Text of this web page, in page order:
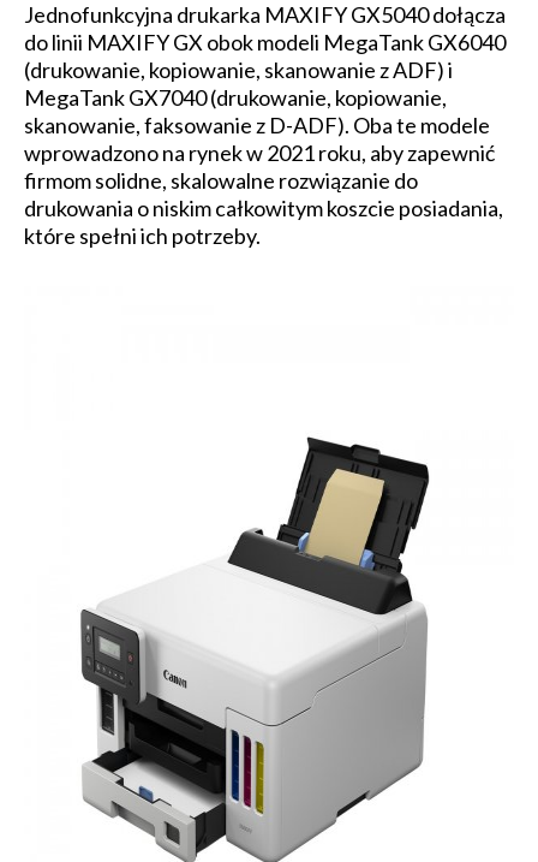
Jednofunkcyjna drukarka MAXIFY GX5040 dołącza
do linii MAXIFY GX obok modeli MegaTank GX6040
(drukowanie, kopiowanie, skanowanie z ADF) i
MegaTank GX7040 (drukowanie, kopiowanie,
skanowanie, faksowanie z D-ADF). Oba te modele
wprowadzono na rynek w 2021 roku, aby zapewnić
firmom solidne, skalowalne rozwiązanie do
drukowania o niskim całkowitym koszcie posiadania,
które spełni ich potrzeby.